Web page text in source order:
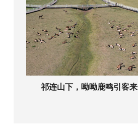
祁连山下，呦呦鹿鸣引客来